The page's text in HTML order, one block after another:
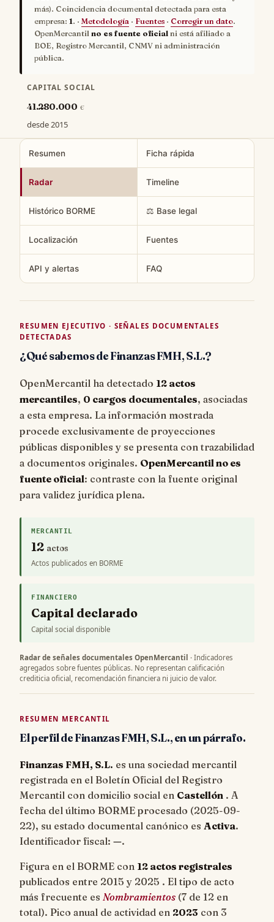
más). Coincidencia documental detectada para esta
empresa: 1. · Metodología · Fuentes · Corregir un dato.
OpenMercantil no es fuente oficial ni está afiliado a
BOE, Registro Mercantil, CNMV ni administración
pública.
CAPITAL SOCIAL
41.280.000 €
desde 2015
Resumen Ficha rápida
Radar Timeline
Histórico BORME ⚖️ Base legal
Localización Fuentes
API y alertas FAQ
RESUMEN EJECUTIVO · SEÑALES DOCUMENTALES
DETECTADAS
¿Qué sabemos de Finanzas FMH, S.L.?
OpenMercantil ha detectado 12 actos
mercantiles, 0 cargos documentales, asociadas
a esta empresa. La información mostrada
procede exclusivamente de proyecciones
públicas disponibles y se presenta con trazabilidad
a documentos originales. OpenMercantil no es
fuente oficial: contraste con la fuente original
para validez jurídica plena.
MERCANTIL
12 actos
Actos publicados en BORME
FINANCIERO
Capital declarado
Capital social disponible
Radar de señales documentales OpenMercantil · Indicadores
agregados sobre fuentes públicas. No representan calificación
crediticia oficial, recomendación financiera ni juicio de valor.
RESUMEN MERCANTIL
El perfil de Finanzas FMH, S.L., en un párrafo.
Finanzas FMH, S.L. es una sociedad mercantil
registrada en el Boletín Oficial del Registro
Mercantil con domicilio social en Castellón . A
fecha del último BORME procesado (2025-09-
22), su estado documental canónico es Activa.
Identificador fiscal: —.
Figura en el BORME con 12 actos registrales
publicados entre 2015 y 2025 . El tipo de acto
más frecuente es Nombramientos (7 de 12 en
total). Pico anual de actividad en 2023 con 3